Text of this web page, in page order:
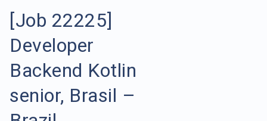
[Job 22225]
Developer
Backend Kotlin
senior, Brasil –